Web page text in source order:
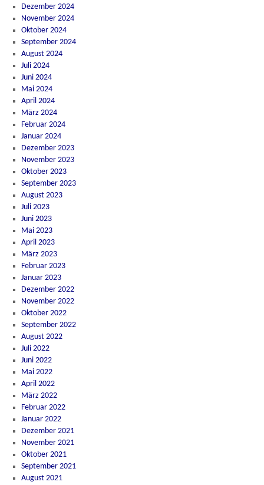
Dezember 2024
November 2024
Oktober 2024
September 2024
August 2024
Juli 2024
Juni 2024
Mai 2024
April 2024
März 2024
Februar 2024
Januar 2024
Dezember 2023
November 2023
Oktober 2023
September 2023
August 2023
Juli 2023
Juni 2023
Mai 2023
April 2023
März 2023
Februar 2023
Januar 2023
Dezember 2022
November 2022
Oktober 2022
September 2022
August 2022
Juli 2022
Juni 2022
Mai 2022
April 2022
März 2022
Februar 2022
Januar 2022
Dezember 2021
November 2021
Oktober 2021
September 2021
August 2021